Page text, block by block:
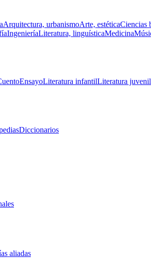
Arquitectura, urbanismoArte, estéticaCiencias
IngenieríaLiteratura, linguísticaMedicina
EnsayoLiteratura infantilLiteratura juvenil
Diccionarios
aliadas